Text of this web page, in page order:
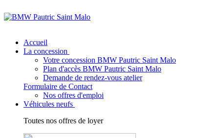
Accueil
La concession
Votre concession BMW Pautric Saint Malo
Plan d'accès BMW Pautric Saint Malo
Demande de rendez-vous atelier
Formulaire de Contact
Nos offres d'emploi
Véhicules neufs
Toutes nos offres de loyer